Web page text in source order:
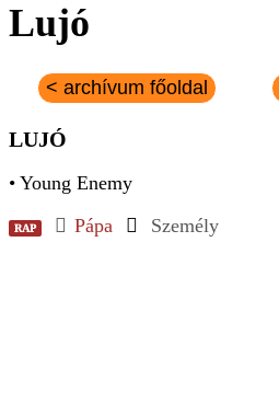
Lujó
< archívum főoldal
LUJÓ
• Young Enemy
RAP Pápa Személy